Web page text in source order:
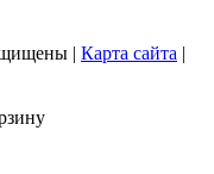
| Карта сайта |